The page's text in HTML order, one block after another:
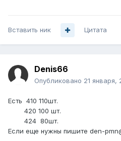
Вставить ник Цитата
Denis66
Опубликовано 21 января,
Есть 410 110шт.
420 100 шт.
424 80шт.
Если еще нужны пишите den-